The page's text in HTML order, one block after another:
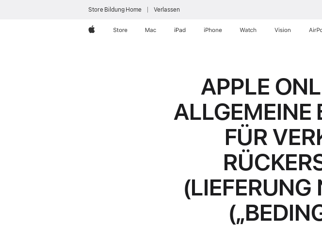
Store Bildung Home Verlassen
AppleStore Mac iPad iPhone Watch Vision
APPLE
ALLGEMEINE
FÜR